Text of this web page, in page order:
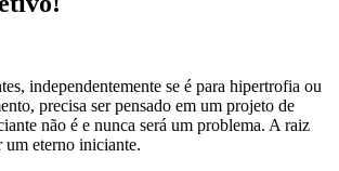
independentemente se é para hipertrofia ou
precisa ser pensado em um projeto de
não é e nunca será um problema. A raiz
um eterno iniciante.